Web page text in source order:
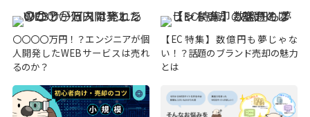
〇〇〇〇万円！？エンジニアが個
人開発したWEBサービスは売れ
るのか？
【EC特集】数億円も夢じゃな
い！？話題のブランド売却の魅力
とは